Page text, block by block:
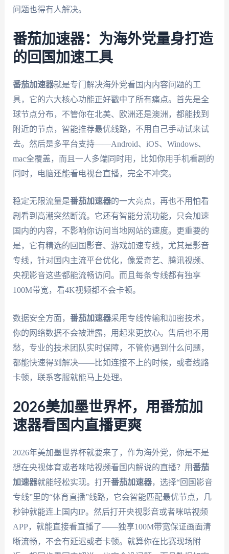
问题也得有人解决。
番茄加速器：为海外党量身打造
的回国加速工具
番茄加速器就是专门解决海外党看国内内容问题的工
具，它的六大核心功能正好戳中了所有痛点。首先是全
球节点分布，不管你在北美、欧洲还是澳洲，都能找到
附近的节点，智能推荐最优线路，不用自己手动试来试
去。然后是多平台支持——Android、iOS、Windows、
mac全覆盖，而且一人多端同时用，比如你用手机看剧的
同时，电脑还能看电视台直播，完全不冲突。
稳定无限流量是番茄加速器的一大亮点，再也不用怕看
剧看到高潮突然断流。它还有智能分流功能，只会加速
国内的内容，不影响你访问当地网站的速度。更重要的
是，它有精选的回国影音、游戏加速专线，尤其是影音
专线，针对国内主流平台优化，像爱奇艺、腾讯视频、
央视影音这些都能流畅访问。而且每条专线都有独享
100M带宽，看4K视频都不会卡顿。
数据安全方面， 番茄加速器采用专线传输和加密技术，
你的网络数据不会被泄露，用起来更放心。售后也不用
愁，专业的技术团队实时保障，不管你遇到什么问题，
都能快速得到解决——比如连接不上的时候，或者线路
卡顿，联系客服就能马上处理。
2026美加墨世界杯，用番茄加
速器看国内直播更爽
2026年美加墨世界杯就要来了，作为海外党，你是不是
想在央视体育或者咪咕视频看国内解说的直播？用番茄
加速器就能轻松实现。打开番茄加速器，选择“回国影音
专线”里的“体育直播”线路，它会智能匹配最优节点，几
秒钟就能连上国内IP。然后打开央视影音或者咪咕视频
APP，就能直接看直播了——独享100M带宽保证画面清
晰流畅，不会有延迟或者卡顿。就算你在比赛现场附